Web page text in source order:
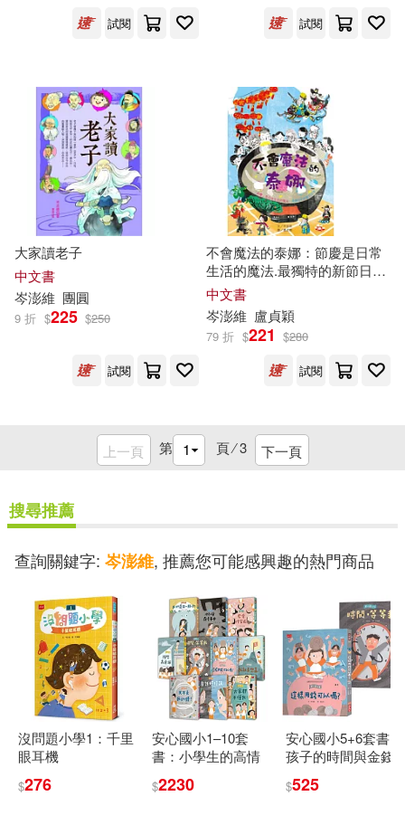
試閱
試閱
大家讀老子
中文書
岑澎維 團圓
9 折 $225 $250
試閱
不會魔法的泰娜：節慶是日常
生活的魔法.最獨特的新節日故
事
中文書
岑澎維 盧貞穎
79 折 $221 $280
試閱
上一頁 第 頁 ⁄3 下一頁
搜尋推薦
查詢關鍵字: 岑澎維, 推薦您可能感興趣的熱門商品
沒問題小學1：千里
眼耳機
$276
安心國小1–10套
書：小學生的高情
社會情緒學習故事
$2230
安心國小5+6套書：
孩子的時間與金錢
$525